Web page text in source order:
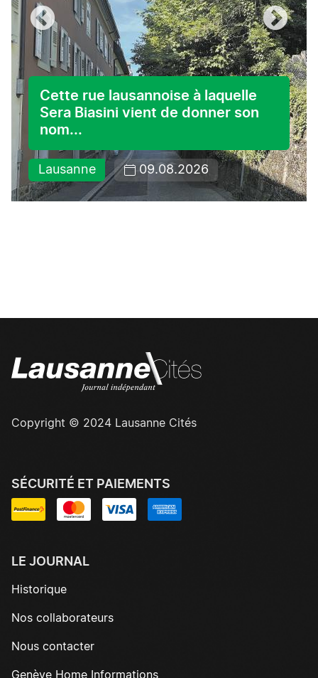
Cette rue lausannoise à laquelle
Sera Biasini vient de donner son
nom...
Lausanne 09.08.2026
Copyright © 2024 Lausanne Cités
SÉCURITÉ ET PAIEMENTS
LE JOURNAL
Historique
Nos collaborateurs
Nous contacter
Genève Home Informations